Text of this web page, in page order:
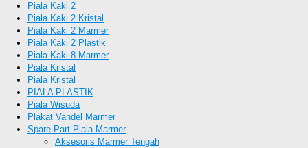
Piala Kaki 2
Piala Kaki 2 Kristal
Piala Kaki 2 Marmer
Piala Kaki 2 Plastik
Piala Kaki 8 Marmer
Piala Kristal
Piala Kristal
PIALA PLASTIK
Piala Wisuda
Plakat Vandel Marmer
Spare Part Piala Marmer
Aksesoris Marmer Tengah